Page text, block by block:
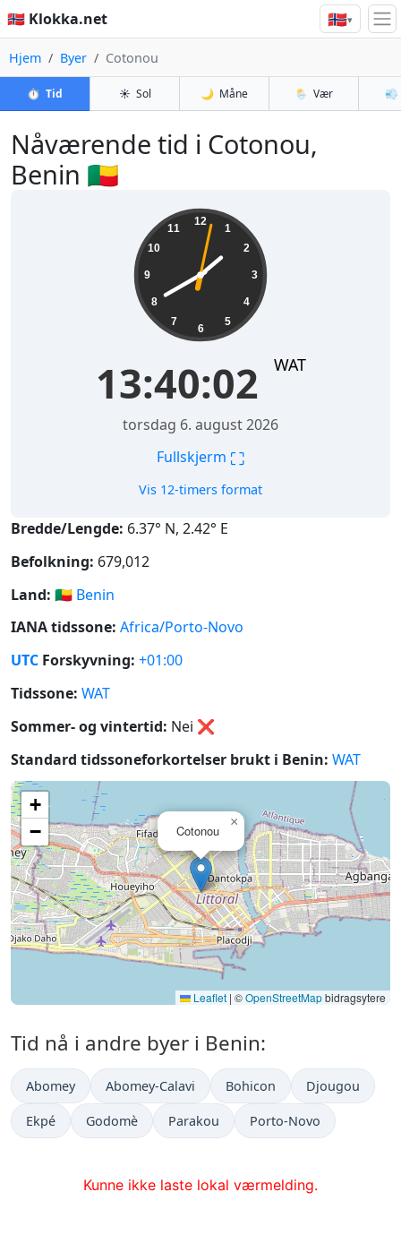
🇳🇴 Klokka.net 🇳🇴▾
Hjem Byer Cotonou
⏱️ Tid ☀️ Sol 🌙 Måne 🌦️ Vær 💨
Nåværende tid i Cotonou,
Benin 🇧🇯
12
1
2
3
4
5
6
7
8
9
10
11
13:40:02 WAT
torsdag 6. august 2026
Fullskjerm ⛶
Vis 12-timers format
Bredde/Lengde: 6.37° N, 2.42° E
Befolkning: 679,012
Land: 🇧🇯 Benin
IANA tidssone: Africa/Porto-Novo
UTC Forskyvning: +01:00
Tidssone: WAT
Sommer- og vintertid: Nei ❌
Standard tidssoneforkortelser brukt i Benin: WAT
Cotonou
×
+
−
Leaflet | ©OpenStreetMapbidragsytere
Tid nå i andre byer i Benin:
Abomey Abomey-Calavi Bohicon Djougou
Ekpé Godomè Parakou Porto-Novo
Kunne ikke laste lokal værmelding.